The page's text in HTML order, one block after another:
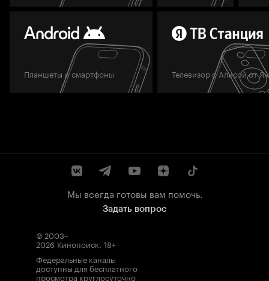
Планшеты и смартфоны Телевизор с Алисой от
Мы всегда готовы вам помочь.
Задать вопрос
© 2003–
2026 Кинопоиск. 18+
Федеральные каналы
доступны для бесплатного
просмотра круглосуточно